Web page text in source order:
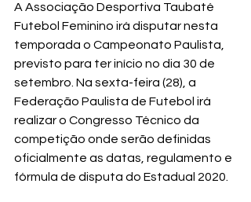
A Associação Desportiva Taubaté
Futebol Feminino irá disputar nesta
temporada o Campeonato Paulista,
previsto para ter início no dia 30 de
setembro. Na sexta-feira (28), a
Federação Paulista de Futebol irá
realizar o Congresso Técnico da
competição onde serão definidas
oficialmente as datas, regulamento e
fórmula de disputa do Estadual 2020.